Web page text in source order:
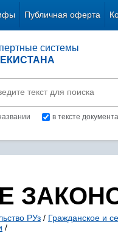
Публичная оферта
системы
в тексте документа
РУз / Гражданское и
/